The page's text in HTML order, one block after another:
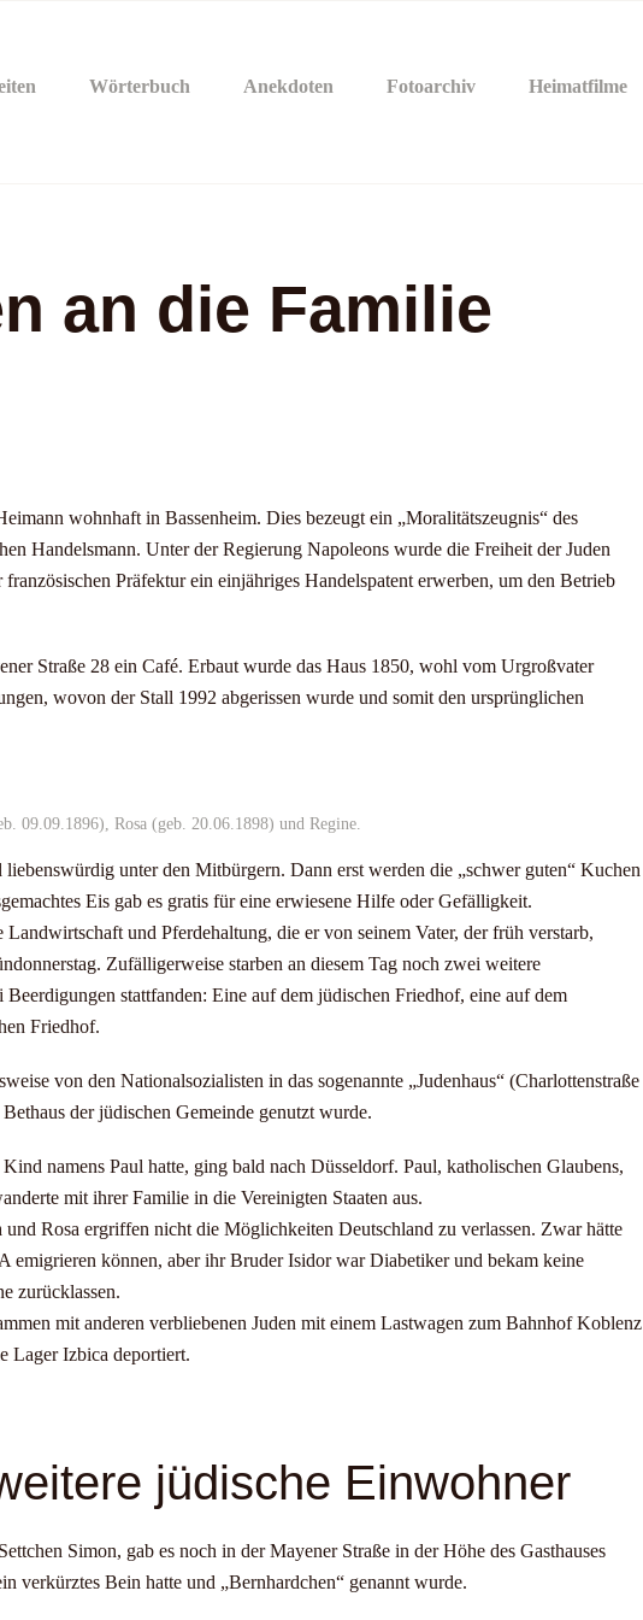
Wörterbuch Anekdoten Fotoarchiv Heimatfilme
an die Familie
wohnhaft in Bassenheim. Dies bezeugt ein „Moralitätszeugnis“ des
Handelsmann. Unter der Regierung Napoleons wurde die Freiheit der Juden
Präfektur ein einjähriges Handelspatent erwerben, um den Betrieb
Straße 28 ein Café. Erbaut wurde das Haus 1850, wohl vom Urgroßvater
wovon der Stall 1992 abgerissen wurde und somit den ursprünglichen
09.09.1896), Rosa (geb. 20.06.1898) und Regine.
unter den Mitbürgern. Dann erst werden die „schwer guten“ Kuchen
Eis gab es gratis für eine erwiesene Hilfe oder Gefälligkeit.
und Pferdehaltung, die er von seinem Vater, der früh verstarb,
Zufälligerweise starben an diesem Tag noch zwei weitere
Beerdigungen stattfanden: Eine auf dem jüdischen Friedhof, eine auf dem
Friedhof.
von den Nationalsozialisten in das sogenannte „Judenhaus“ (Charlottenstraße
der jüdischen Gemeinde genutzt wurde.
namens Paul hatte, ging bald nach Düsseldorf. Paul, katholischen Glaubens,
mit ihrer Familie in die Vereinigten Staaten aus.
Rosa ergriffen nicht die Möglichkeiten Deutschland zu verlassen. Zwar hätte
emigrieren können, aber ihr Bruder Isidor war Diabetiker und bekam keine
zurücklassen.
mit anderen verbliebenen Juden mit einem Lastwagen zum Bahnhof Koblenz
Lager Izbica deportiert.
jüdische Einwohner
Simon, gab es noch in der Mayener Straße in der Höhe des Gasthauses
verkürztes Bein hatte und „Bernhardchen“ genannt wurde.